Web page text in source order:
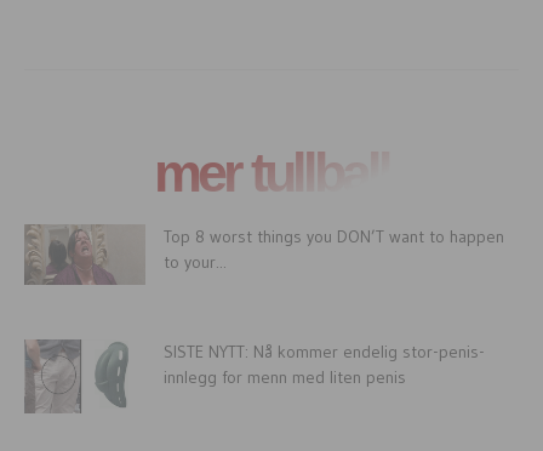
mer tullball
Top 8 worst things you DON’T want to happen
to your...
SISTE NYTT: Nå kommer endelig stor-penis-
innlegg for menn med liten penis